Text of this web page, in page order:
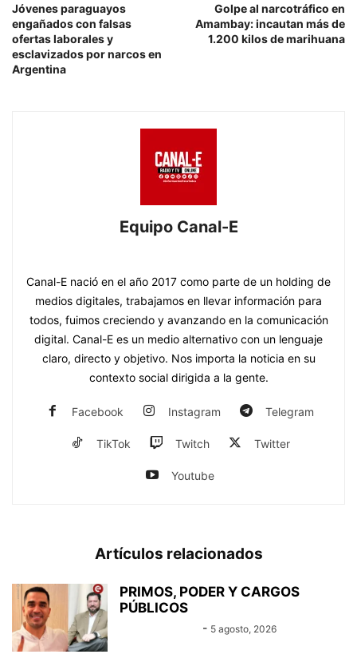
Jóvenes paraguayos
engañados con falsas
ofertas laborales y
esclavizados por narcos en
Argentina
Golpe al narcotráfico en
Amambay: incautan más de
1.200 kilos de marihuana
Equipo Canal-E
Canal-E nació en el año 2017 como parte de un holding de
medios digitales, trabajamos en llevar información para
todos, fuimos creciendo y avanzando en la comunicación
digital. Canal-E es un medio alternativo con un lenguaje
claro, directo y objetivo. Nos importa la noticia en su
contexto social dirigida a la gente.
Facebook Instagram Telegram
TikTok Twitch Twitter
Youtube
Artículos relacionados
PRIMOS, PODER Y CARGOS
PÚBLICOS
- 5 agosto, 2026